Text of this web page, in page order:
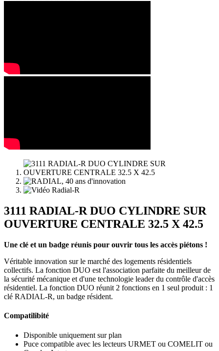
3111 RADIAL-R DUO CYLINDRE SUR
OUVERTURE CENTRALE 32.5 X 42.5
Une clé et un badge réunis pour ouvrir tous les accès piétons !
Véritable innovation sur le marché des logements résidentiels
collectifs. La fonction DUO est l'association parfaite du meilleur de
la sécurité mécanique et d'une technologie leader du contrôle d'accès
résidentiel. La fonction DUO réunit 2 fonctions en 1 seul produit : 1
clé RADIAL-R, un badge résident.
Compatilibité
Disponible uniquement sur plan
Puce compatible avec les lecteurs URMET ou COMELIT ou